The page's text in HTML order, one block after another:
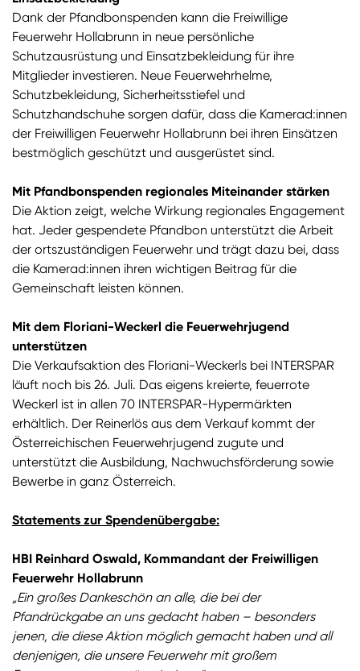
Dank der Pfandbonspenden kann die Freiwillige
Feuerwehr Hollabrunn in neue persönliche
Schutzausrüstung und Einsatzbekleidung für ihre
Mitglieder investieren. Neue Feuerwehrhelme,
Schutzbekleidung, Sicherheitsstiefel und
Schutzhandschuhe sorgen dafür, dass die Kamerad:innen
der Freiwilligen Feuerwehr Hollabrunn bei ihren Einsätzen
bestmöglich geschützt und ausgerüstet sind.
Mit Pfandbonspenden regionales Miteinander stärken
Die Aktion zeigt, welche Wirkung regionales Engagement
hat. Jeder gespendete Pfandbon unterstützt die Arbeit
der ortszuständigen Feuerwehr und trägt dazu bei, dass
die Kamerad:innen ihren wichtigen Beitrag für die
Gemeinschaft leisten können.
Mit dem Floriani-Weckerl die Feuerwehrjugend
unterstützen
Die Verkaufsaktion des Floriani-Weckerls bei INTERSPAR
läuft noch bis 26. Juli. Das eigens kreierte, feuerrote
Weckerl ist in allen 70 INTERSPAR-Hypermärkten
erhältlich. Der Reinerlös aus dem Verkauf kommt der
Österreichischen Feuerwehrjugend zugute und
unterstützt die Ausbildung, Nachwuchsförderung sowie
Bewerbe in ganz Österreich.
Statements zur Spendenübergabe:
HBI Reinhard Oswald, Kommandant der Freiwilligen
Feuerwehr Hollabrunn
„Ein großes Dankeschön an alle, die bei der
Pfandrückgabe an uns gedacht haben – besonders
jenen, die diese Aktion möglich gemacht haben und all
denjenigen, die unsere Feuerwehr mit großem